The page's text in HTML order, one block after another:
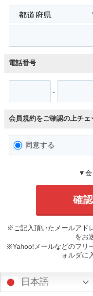
電話番号
-
会員規約をご確認の上チ
同意する
▼会
※ご記入頂いたメールアド
をお
※Yahoo!メールなどのフリ
ォルダに
日本語